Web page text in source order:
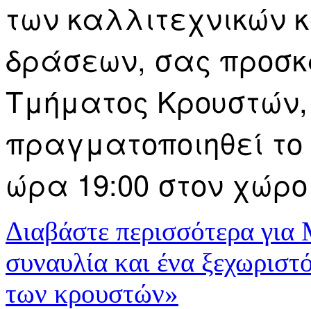
των καλλιτεχνικών
δράσεων, σας
Τμήματος
πραγματοποιηθεί
ώρα 19:00 στον χώρο
Διαβάστε περισσότερα για
συναυλία και ένα
των κρουστών»